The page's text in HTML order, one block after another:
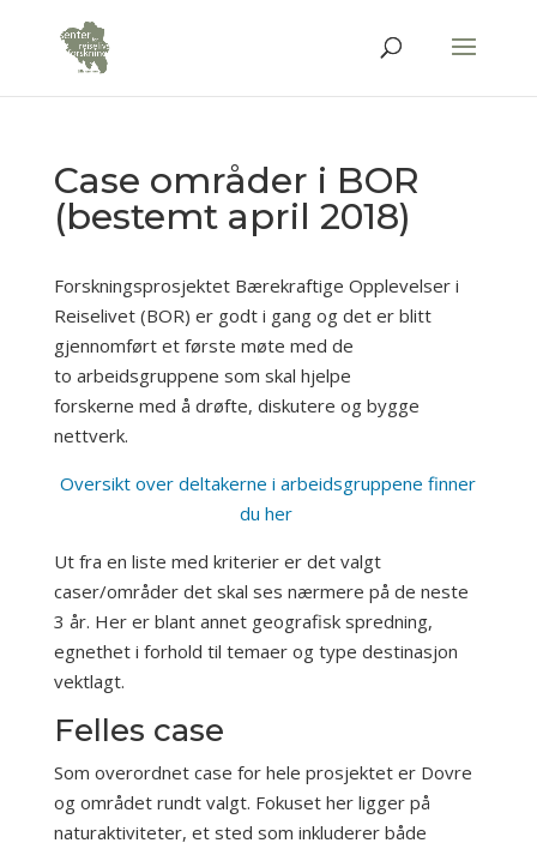
Case områder i BOR
(bestemt april 2018)
Forskningsprosjektet Bærekraftige Opplevelser i
Reiselivet (BOR) er godt i gang og det er blitt
gjennomført et første møte med de
to arbeidsgruppene som skal hjelpe
forskerne med å drøfte, diskutere og bygge
nettverk.
Oversikt over deltakerne i arbeidsgruppene finner
du her
Ut fra en liste med kriterier er det valgt
caser/områder det skal ses nærmere på de neste
3 år. Her er blant annet geografisk spredning,
egnethet i forhold til temaer og type destinasjon
vektlagt.
Felles case
Som overordnet case for hele prosjektet er Dovre
og området rundt valgt. Fokuset her ligger på
naturaktiviteter, et sted som inkluderer både